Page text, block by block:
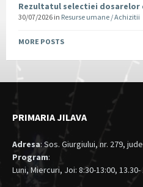
Rezultatul selectiei dosarelor
30/07/2026 in Resurse umane / Achizitii
MORE POSTS
PRIMARIA JILAVA
Adresa: Sos. Giurgiului, nr. 279,
Program:
Luni, Miercuri, Joi: 8:30-13:00, 13.30-